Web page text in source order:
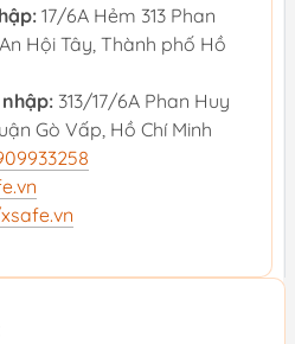
17/6A Hẻm 313 Phan
Hội Tây, Thành phố Hồ
313/17/6A Phan Huy
Gò Vấp, Hồ Chí Minh